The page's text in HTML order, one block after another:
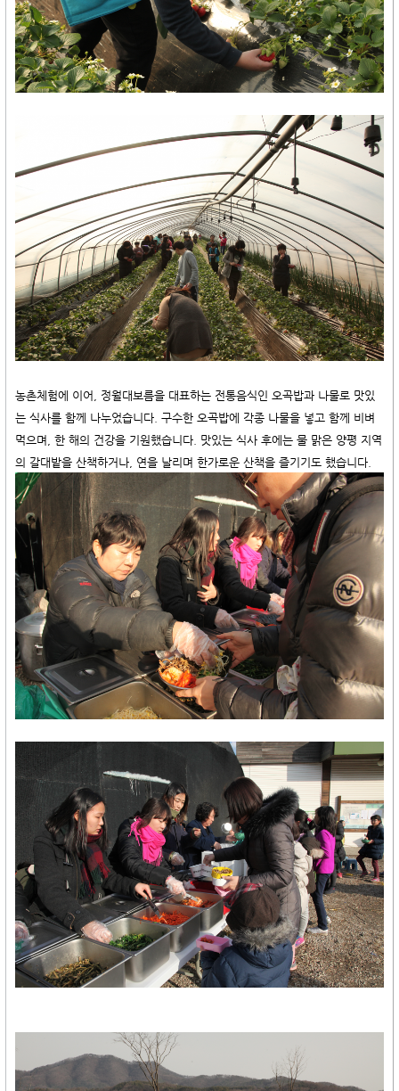
농촌체험에 이어, 정월대보름을 대표하는 전통음식인 오곡밥과 나물로 맛있
는 식사를 함께 나누었습니다. 구수한 오곡밥에 각종 나물을 넣고 함께 비벼
먹으며, 한 해의 건강을 기원했습니다. 맛있는 식사 후에는 물 맑은 양평 지역
의 갈대밭을 산책하거나, 연을 날리며 한가로운 산책을 즐기기도 했습니다.